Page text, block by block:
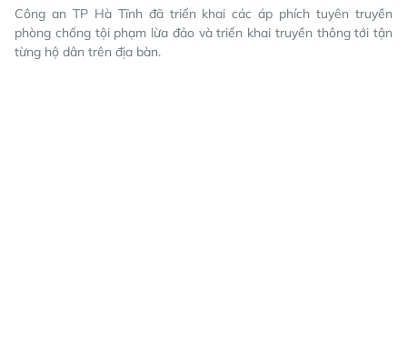
Công an TP Hà Tĩnh đã triển khai các áp phích tuyên truyền
phòng chống tội phạm lừa đảo và triển khai truyền thông tới tận
từng hộ dân trên địa bàn.